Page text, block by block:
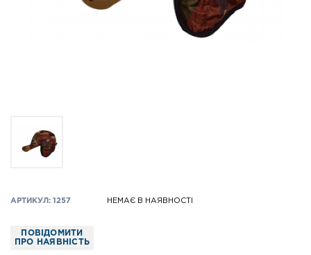
АРТИКУЛ: 1257 НЕМАЄ В НАЯВНОСТІ
ПОВІДОМИТИ
ПРО НАЯВНІСТЬ